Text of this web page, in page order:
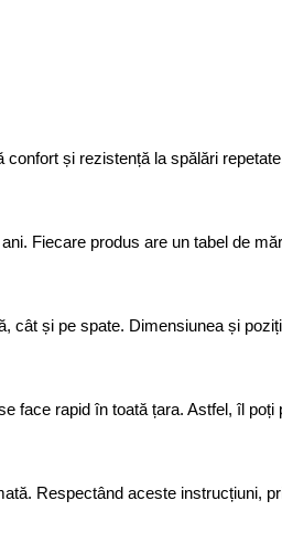
și rezistență la spălări
Fiecare produs are un tabel de
cât și pe spate. Dimensiunea și
face rapid în toată țara. Astfel, îl
Respectând aceste instrucțiuni,